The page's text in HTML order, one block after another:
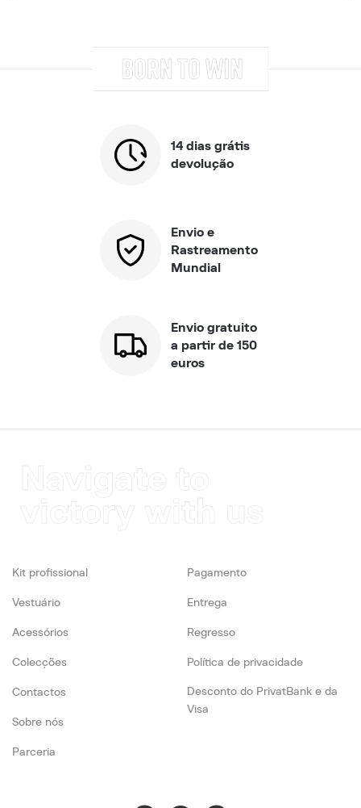
14 dias grátis
devolução
Envio e
Rastreamento
Mundial
Envio gratuito
a partir de 150
euros
Kit profissional
Vestuário
Acessórios
Colecções
Contactos
Sobre nós
Parceria
Pagamento
Entrega
Regresso
Política de privacidade
Desconto do PrivatBank e da
Visa